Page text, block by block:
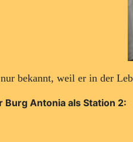
bekannt, weil er in der
Antonia als Station 2: